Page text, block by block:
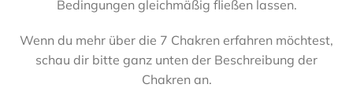
Bedingungen gleichmäßig fließen lassen.
Wenn du mehr über die 7 Chakren erfahren möchtest,
schau dir bitte ganz unten der Beschreibung der
Chakren an.